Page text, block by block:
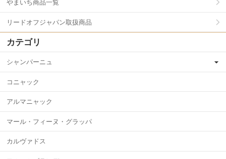
やまいち商品一覧
リードオフジャパン取扱商品
カテゴリ
シャンパーニュ
コニャック
アルマニャック
マール・フィーヌ・グラッパ
カルヴァドス